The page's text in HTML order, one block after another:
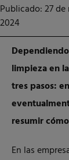
Publicado: 27
2024
limpieza en
tres pasos:
resumir
En las